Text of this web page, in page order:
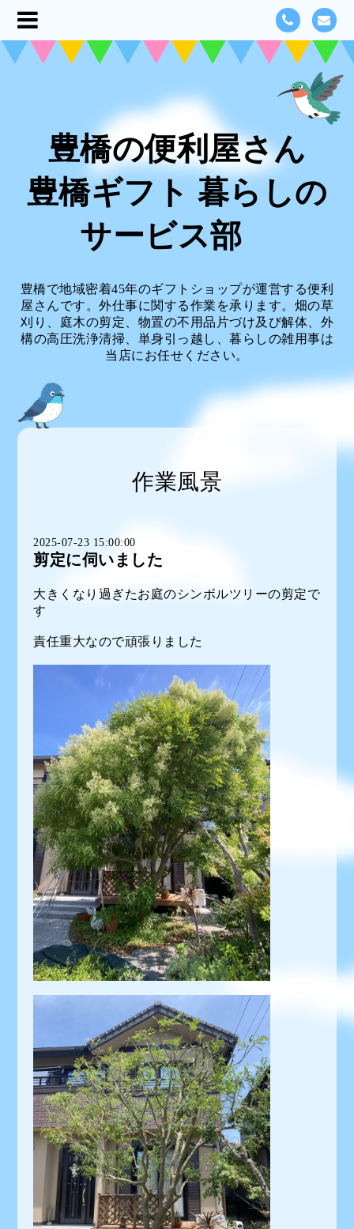
豊橋の便利屋さん
豊橋ギフト 暮らしの
サービス部
豊橋で地域密着45年のギフトショップが運営する便利
屋さんです。外仕事に関する作業を承ります。畑の草
刈り、庭木の剪定、物置の不用品片づけ及び解体、外
構の高圧洗浄清掃、単身引っ越し、暮らしの雑用事は
当店にお任せください。
作業風景
2025-07-23 15:00:00
剪定に伺いました
大きくなり過ぎたお庭のシンボルツリーの剪定で
す
責任重大なので頑張りました